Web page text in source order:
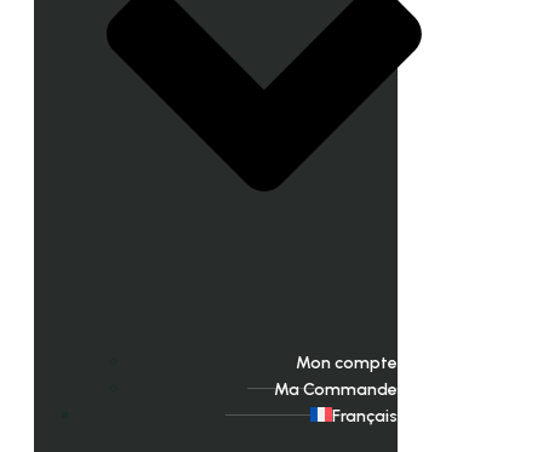
Mon compte
Ma Commande
Français